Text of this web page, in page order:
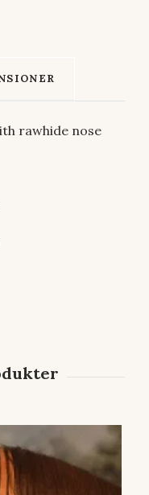
rawhide nose